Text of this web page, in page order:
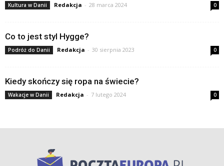
Kultura w Danii Redakcja - 28 marca 2024 0
Co to jest styl Hygge?
Podróż do Danii Redakcja - 30 sierpnia 2023 0
Kiedy skończy się ropa na świecie?
Wakacje w Danii Redakcja - 7 lutego 2024 0